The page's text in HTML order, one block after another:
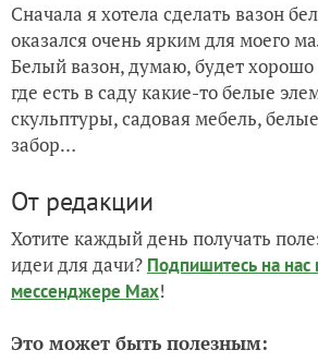
Сначала я хотела сделать вазон
оказался очень ярким для моего
Белый вазон, думаю, будет хорошо
где есть в саду какие-то белые
скульптуры, садовая мебель,
забор…
От редакции
Хотите каждый день получать
идеи для дачи? Подпишитесь на нас
мессенджере Max!
Это может быть полезным: